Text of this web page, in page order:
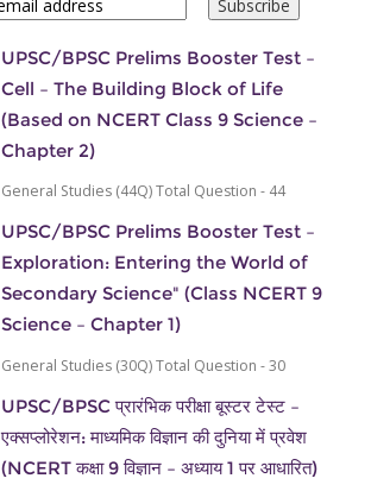
UPSC/BPSC Prelims Booster Test –
Cell – The Building Block of Life
(Based on NCERT Class 9 Science –
Chapter 2)
General Studies (44Q) Total Question - 44
UPSC/BPSC Prelims Booster Test –
Exploration: Entering the World of
Secondary Science" (Class NCERT 9
Science – Chapter 1)
General Studies (30Q) Total Question - 30
UPSC/BPSC प्रारंभिक परीक्षा बूस्टर टेस्ट –
एक्सप्लोरेशन: माध्यमिक विज्ञान की दुनिया में प्रवेश
(NCERT कक्षा 9 विज्ञान – अध्याय 1 पर आधारित)